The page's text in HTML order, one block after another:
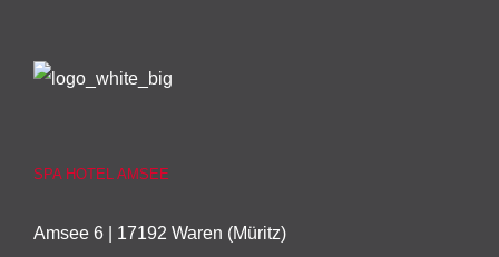
SPA HOTEL AMSEE
Amsee 6 | 17192 Waren (Müritz)